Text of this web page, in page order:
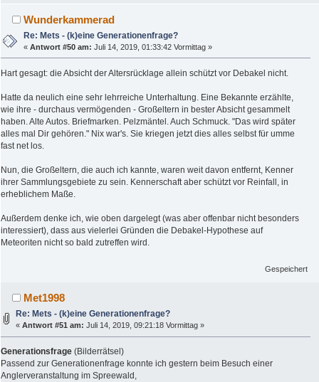
Wunderkammerad
Re: Mets - (k)eine Generationenfrage?
«Antwort #50 am: Juli 14, 2019, 01:33:42 Vormittag »
Hart gesagt: die Absicht der Altersrücklage allein schützt vor Debakel nicht.
Hatte da neulich eine sehr lehrreiche Unterhaltung. Eine Bekannte erzählte,
wie ihre - durchaus vermögenden - Großeltern in bester Absicht gesammelt
haben. Alte Autos. Briefmarken. Pelzmäntel. Auch Schmuck. "Das wird später
alles mal Dir gehören." Nix war's. Sie kriegen jetzt dies alles selbst für umme
fast net los.
Nun, die Großeltern, die auch ich kannte, waren weit davon entfernt, Kenner
ihrer Sammlungsgebiete zu sein. Kennerschaft aber schützt vor Reinfall, in
erheblichem Maße.
Außerdem denke ich, wie oben dargelegt (was aber offenbar nicht besonders
interessiert), dass aus vielerlei Gründen die Debakel-Hypothese auf
Meteoriten nicht so bald zutreffen wird.
Gespeichert
Met1998
Re: Mets - (k)eine Generationenfrage?
«Antwort #51 am: Juli 14, 2019, 09:21:18 Vormittag »
Generationsfrage (Bilderrätsel)
Passend zur Generationenfrage konnte ich gestern beim Besuch einer
Anglerveranstaltung im Spreewald,